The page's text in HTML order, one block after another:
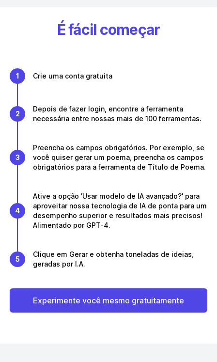
É fácil começar
1 Crie uma conta gratuita
2
Depois de fazer login, encontre a ferramenta
necessária entre nossas mais de 100 ferramentas.
3
Preencha os campos obrigatórios. Por exemplo, se
você quiser gerar um poema, preencha os campos
obrigatórios para a ferramenta de Título de Poema.
4
Ative a opção 'Usar modelo de IA avançado?' para
aproveitar nossa tecnologia de IA de ponta para um
desempenho superior e resultados mais precisos!
Alimentado por GPT-4.
5
Clique em Gerar e obtenha toneladas de ideias,
geradas por I.A.
Experimente você mesmo gratuitamente